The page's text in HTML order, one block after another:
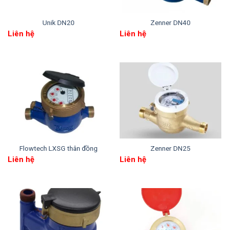
Lựa chọn đồng hồ phù hợp với kích cỡ đường
thêm các yếu tố khác
Cân nhắc đến nguồn ngân sách dự định đầu tư
cho thiết bị
Xem thêm các sản phẩm khác tại:Dupan đa tia
Unik DN20
Liên hệ
Zenner DN40
Liên hệ
Flowtech LXSG thân đồng
Liên hệ
Zenner DN25
Liên hệ